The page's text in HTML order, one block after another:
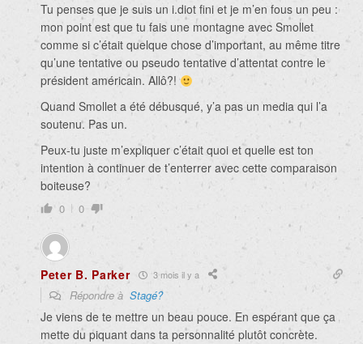
Tu penses que je suis un i.diot fini et je m’en fous un peu :
mon point est que tu fais une montagne avec Smollet
comme si c’était quelque chose d’important, au même titre
qu’une tentative ou pseudo tentative d’attentat contre le
président américain. Allô?!
Quand Smollet a été débusqué, y’a pas un media qui l’a
soutenu. Pas un.
Peux-tu juste m’expliquer c’était quoi et quelle est ton
intention à continuer de t’enterrer avec cette comparaison
boiteuse?
0 0
Peter B. Parker 3 mois il y a
Répondre à Stagé?
Je viens de te mettre un beau pouce. En espérant que ça
mette du piquant dans ta personnalité plutôt concrète.